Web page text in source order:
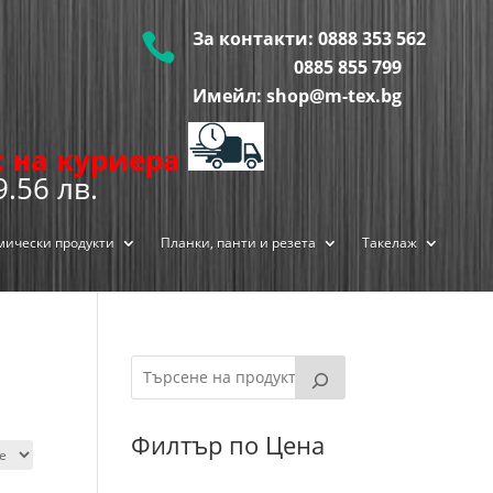
 За контакти:0888 353 562
0885 855799
Имейл: shop@m-tex.bg
на куриера
лв.
продукти Планки, панти и резета Такелаж
Филтър по Цена